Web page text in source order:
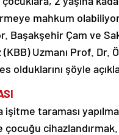
mahkum
Başakşehir Çam ve
Uzmanı Prof.
olduklarını şöyle
işitme taraması
çocuğu